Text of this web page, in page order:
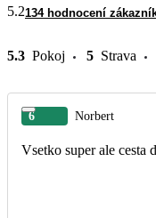
5.2134 hodnocení
5.3 Pokoj 5 Strava
6 Norbert
Vsetko super ale cesta